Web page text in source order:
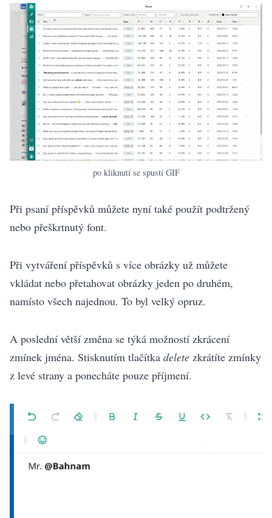
po kliknutí se spustí GIF
Při psaní příspěvků můžete nyní také použít podtržený
nebo přeškrtnutý font.
Při vytváření příspěvků s více obrázky už můžete
vkládat nebo přetahovat obrázky jeden po druhém,
namísto všech najednou. To byl velký opruz.
A poslední větší změna se týká možností zkrácení
zmínek jména. Stisknutím tlačítka delete zkrátíte zmínky
z levé strany a ponecháte pouze příjmení.